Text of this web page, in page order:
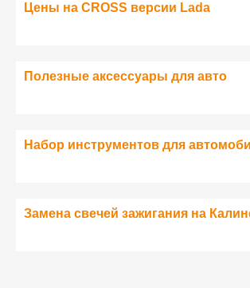
Цены на CROSS версии Lada
Полезные аксессуары для авто
Набор инструментов для
Замена свечей зажигания на